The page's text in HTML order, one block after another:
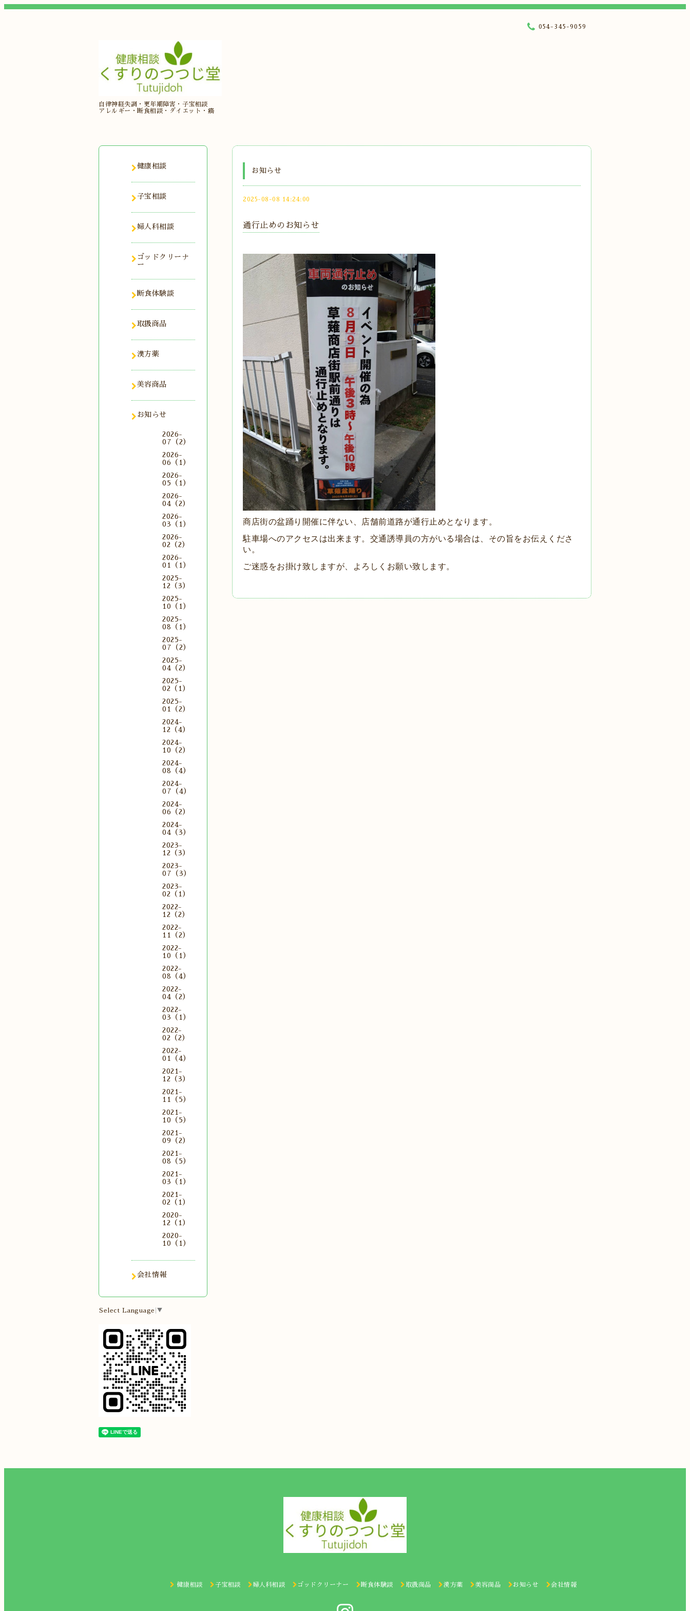
自律神経失調・更年期障害・子宝相談
アレルギー・断食相談・ダイエット・癌
054-345-9059
お知らせ
2025-08-08 14:24:00
通行止めのお知らせ
商店街の盆踊り開催に伴ない、店舗前道路が通行止めとなります。
駐車場へのアクセスは出来ます。交通誘導員の方がいる場合は、その旨をお伝えくださ
い。
ご迷惑をお掛け致しますが、よろしくお願い致します。
健康相談
子宝相談
婦人科相談
ゴッドクリーナ
ー
断食体験談
取扱商品
漢方薬
美容商品
お知らせ
2026-
07（2）
2026-
06（1）
2026-
05（1）
2026-
04（2）
2026-
03（1）
2026-
02（2）
2026-
01（1）
2025-
12（3）
2025-
10（1）
2025-
08（1）
2025-
07（2）
2025-
04（2）
2025-
02（1）
2025-
01（2）
2024-
12（4）
2024-
10（2）
2024-
08（4）
2024-
07（4）
2024-
06（2）
2024-
04（3）
2023-
12（3）
2023-
07（3）
2023-
02（1）
2022-
12（2）
2022-
11（2）
2022-
10（1）
2022-
08（4）
2022-
04（2）
2022-
03（1）
2022-
02（2）
2022-
01（4）
2021-
12（3）
2021-
11（5）
2021-
10（5）
2021-
09（2）
2021-
08（5）
2021-
03（1）
2021-
02（1）
2020-
12（1）
2020-
10（1）
会社情報
Select Language ▼
健康相談 子宝相談 婦人科相談 ゴッドクリーナー 断食体験談 取扱商品 漢方薬 美容商品 お知らせ 会社情報